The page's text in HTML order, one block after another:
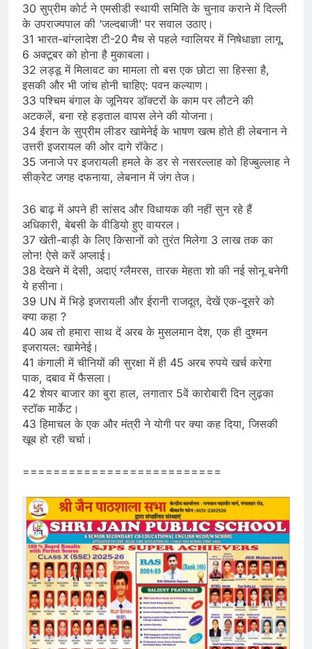
30 सुप्रीम कोर्ट ने एमसीडी स्थायी समिति के चुनाव कराने में दिल्ली
के उपराज्यपाल की ‘जल्दबाजी’ पर सवाल उठाए।
31 भारत-बांग्लादेश टी-20 मैच से पहले ग्वालियर में निषेधाज्ञा लागू,
6 अक्टूबर को होना है मुकाबला।
32 लड्डू में मिलावट का मामला तो बस एक छोटा सा हिस्सा है,
इसकी और भी जांच होनी चाहिए: पवन कल्याण।
33 पश्चिम बंगाल के जूनियर डॉक्टरों के काम पर लौटने की
अटकलें, बना रहे हड़ताल वापस लेने की योजना।
34 ईरान के सुप्रीम लीडर खामेनेई के भाषण खत्म होते ही लेबनान ने
उत्तरी इजरायल की ओर दागे रॉकेट।
35 जनाजे पर इजरायली हमले के डर से नसरल्लाह को हिज्बुल्लाह ने
सीक्रेट जगह दफनाया, लेबनान में जंग तेज।
36 बाढ़ में अपने ही सांसद और विधायक की नहीं सुन रहे हैं
अधिकारी, बेबसी के वीडियो हुए वायरल।
37 खेती-बाड़ी के लिए किसानों को तुरंत मिलेगा 3 लाख तक का
लोन! ऐसे करें अप्लाई।
38 देखने में देसी, अदाएं ग्लैमरस, तारक मेहता शो की नई सोनू बनेगी
ये हसीना।
39 UN में भिड़े इजरायली और ईरानी राजदूत, देखें एक-दूसरे को
क्या कहा ?
40 अब तो हमारा साथ दें अरब के मुसलमान देश, एक ही दुश्मन
इजरायल: खामेनेई।
41 कंगाली में चीनियों की सुरक्षा में ही 45 अरब रुपये खर्च करेगा
पाक, दबाव में फैसला।
42 शेयर बाजार का बुरा हाल, लगातार 5वें कारोबारी दिन लुढ़का
स्टॉक मार्केट।
43 हिमाचल के एक और मंत्री ने योगी पर क्या कह दिया, जिसकी
खूब हो रही चर्चा।
==========================